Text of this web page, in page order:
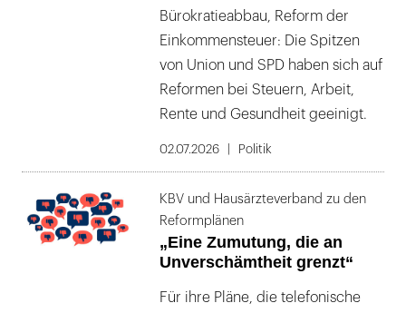
Bürokratieabbau, Reform der
Einkommensteuer: Die Spitzen
von Union und SPD haben sich auf
Reformen bei Steuern, Arbeit,
Rente und Gesundheit geeinigt.
02.07.2026 Politik
KBV und Hausärzteverband zu den
Reformplänen
„Eine Zumutung, die an
Unverschämtheit grenzt“
Für ihre Pläne, die telefonische